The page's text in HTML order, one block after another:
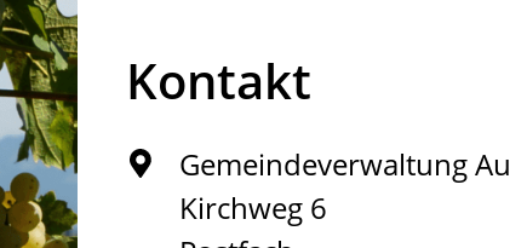
Kontakt
Gemeindeverwaltung Au
Kirchweg 6